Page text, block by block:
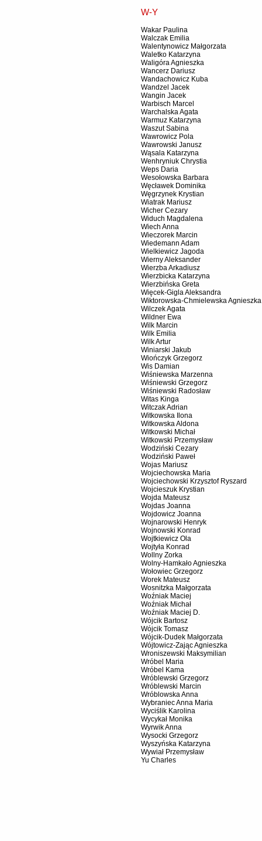
W-Y
Wakar Paulina
Walczak Emilia
Walentynowicz Małgorzata
Waletko Katarzyna
Waligóra Agnieszka
Wancerz Dariusz
Wandachowicz Kuba
Wandzel Jacek
Wangin Jacek
Warbisch Marcel
Warchalska Agata
Warmuz Katarzyna
Waszut Sabina
Wawrowicz Pola
Wawrowski Janusz
Wąsala Katarzyna
Wenhryniuk Chrystia
Weps Daria
Wesołowska Barbara
Węcławek Dominika
Węgrzynek Krystian
Wiatrak Mariusz
Wicher Cezary
Widuch Magdalena
Wiech Anna
Wieczorek Marcin
Wiedemann Adam
Wielkiewicz Jagoda
Wierny Aleksander
Wierzba Arkadiusz
Wierzbicka Katarzyna
Wierzbińska Greta
Więcek-Gigla Aleksandra
Wiktorowska-Chmielewska Agnieszka
Wilczek Agata
Wildner Ewa
Wilk Marcin
Wilk Emilia
Wilk Artur
Winiarski Jakub
Wiończyk Grzegorz
Wis Damian
Wiśniewska Marzenna
Wiśniewski Grzegorz
Wiśniewski Radosław
Witas Kinga
Witczak Adrian
Witkowska Ilona
Witkowska Aldona
Witkowski Michał
Witkowski Przemysław
Wodziński Cezary
Wodziński Paweł
Wojas Mariusz
Wojciechowska Maria
Wojciechowski Krzysztof Ryszard
Wojcieszuk Krystian
Wojda Mateusz
Wojdas Joanna
Wojdowicz Joanna
Wojnarowski Henryk
Wojnowski Konrad
Wojtkiewicz Ola
Wojtyła Konrad
Wollny Zorka
Wolny-Hamkało Agnieszka
Wołowiec Grzegorz
Worek Mateusz
Wosnitzka Małgorzata
Woźniak Maciej
Woźniak Michał
Woźniak Maciej D.
Wójcik Bartosz
Wójcik Tomasz
Wójcik-Dudek Małgorzata
Wójtowicz-Zając Agnieszka
Wroniszewski Maksymilian
Wróbel Maria
Wróbel Kama
Wróblewski Grzegorz
Wróblewski Marcin
Wróblowska Anna
Wybraniec Anna Maria
Wyciślik Karolina
Wycykał Monika
Wyrwik Anna
Wysocki Grzegorz
Wyszyńska Katarzyna
Wywiał Przemysław
Yu Charles